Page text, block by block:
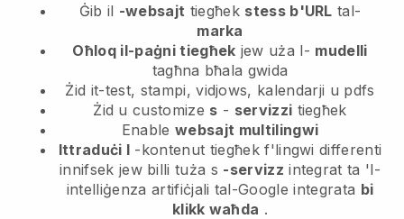
Ġib il -websajt tiegħek stess b'URL tal-
marka
Oħloq il-paġni tiegħek jew uża l- mudelli
tagħna bħala gwida
Żid it-test, stampi, vidjows, kalendarji u pdfs
Żid u customize s - servizzi tiegħek
Enablewebsajt multilingwi
Ittraduċi l -kontenut tiegħek f'lingwi differenti
innifsek jew billi tuża s -servizz integrat ta 'l-
intelliġenza artifiċjali tal-Google integrata bi
klikk waħda .